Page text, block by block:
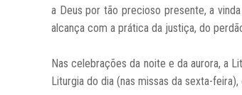
a Deus por tão precioso presente, a
alcança com a prática da justiça, do
Nas celebrações da noite e da aurora, a
Liturgia do dia (nas missas da sexta-